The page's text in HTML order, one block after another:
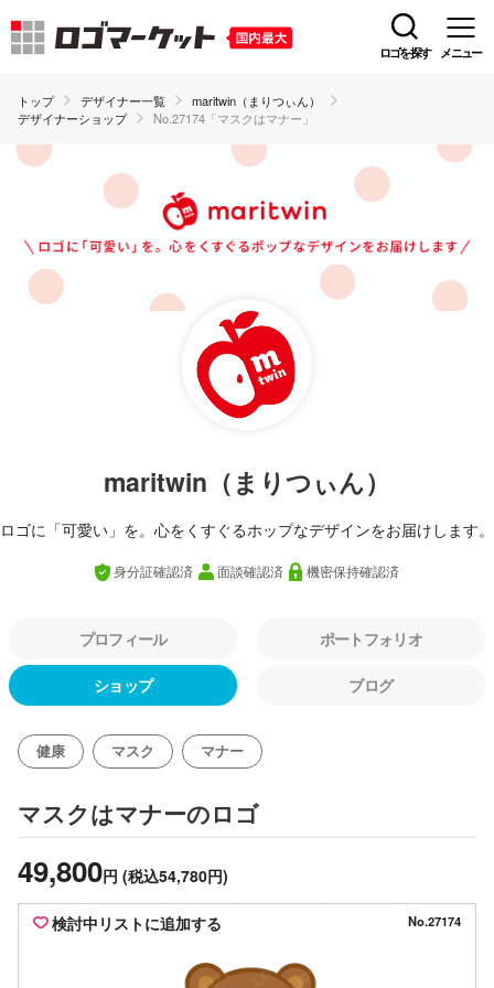
ロゴを探す メニュー
トップ デザイナー一覧
maritwin（まりつぃん）
デザイナーショップ
No.27174「マスクはマナー」
maritwin（まりつぃん）
ロゴに「可愛い」を。心をくすぐるホップなデザインをお届けします。
身分証確認済 面談確認済 機密保持確認済
プロフィール ポートフォリオ
ショップ ブログ
健康 マスク マナー
マスクはマナーのロゴ
49,800円 (税込54,780円)
検討中リストに追加する No.27174